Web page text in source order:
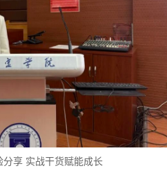
分享 实战干货赋能成长